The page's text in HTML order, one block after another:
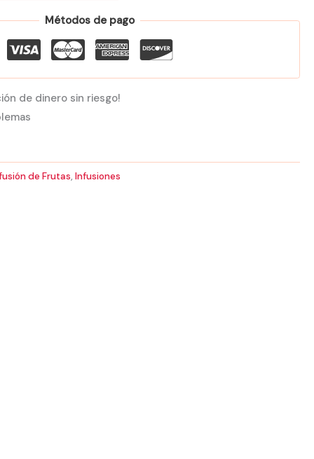
Métodos de pago
de dinero sin riesgo!
de Frutas,Infusiones